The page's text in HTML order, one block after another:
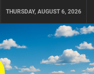
THURSDAY, AUGUST 6, 2026